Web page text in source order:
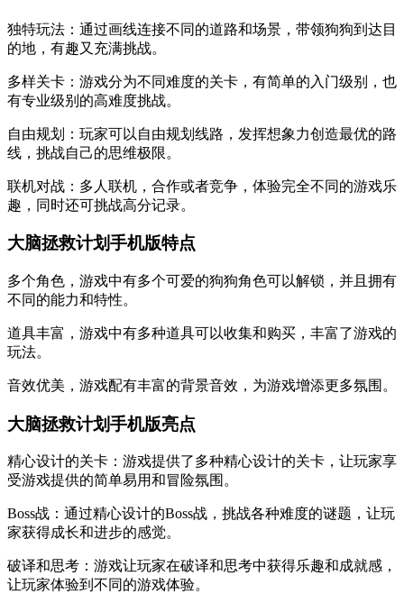
独特玩法：通过画线连接不同的道路和场景，带领狗狗到达目
的地，有趣又充满挑战。
多样关卡：游戏分为不同难度的关卡，有简单的入门级别，也
有专业级别的高难度挑战。
自由规划：玩家可以自由规划线路，发挥想象力创造最优的路
线，挑战自己的思维极限。
联机对战：多人联机，合作或者竞争，体验完全不同的游戏乐
趣，同时还可挑战高分记录。
大脑拯救计划手机版特点
多个角色，游戏中有多个可爱的狗狗角色可以解锁，并且拥有
不同的能力和特性。
道具丰富，游戏中有多种道具可以收集和购买，丰富了游戏的
玩法。
音效优美，游戏配有丰富的背景音效，为游戏增添更多氛围。
大脑拯救计划手机版亮点
精心设计的关卡：游戏提供了多种精心设计的关卡，让玩家享
受游戏提供的简单易用和冒险氛围。
Boss战：通过精心设计的Boss战，挑战各种难度的谜题，让玩
家获得成长和进步的感觉。
破译和思考：游戏让玩家在破译和思考中获得乐趣和成就感，
让玩家体验到不同的游戏体验。